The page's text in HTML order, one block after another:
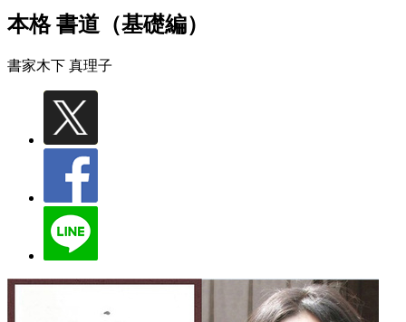
本格 書道（基礎編）
書家木下 真理子